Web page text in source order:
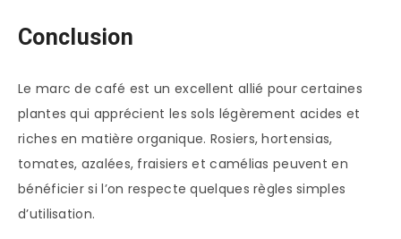
Conclusion
Le marc de café est un excellent allié pour certaines
plantes qui apprécient les sols légèrement acides et
riches en matière organique. Rosiers, hortensias,
tomates, azalées, fraisiers et camélias peuvent en
bénéficier si l’on respecte quelques règles simples
d’utilisation.